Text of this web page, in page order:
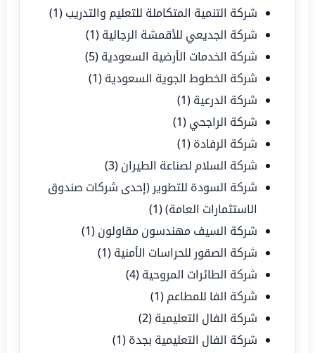
شركة التنمية المتكاملة للتعليم والتدريب (1)
شركة الجديعي للأقمشة الرجالية (1)
شركة الخدمات الأرضية السعودية (5)
شركة الخطوط الجوية السعودية (1)
شركة الدرعية (1)
شركة الراجحي (1)
شركة الرفادة (1)
شركة السلام لصناعة الطيران (3)
شركة السودة للتطوير (إحدى شركات صندوق
الاستثمارات العامة)(1)
شركة السيف مهندسون مقاولون (1)
شركة الصقور للحراسات الأمنية (1)
شركة الطائرات المروحية (4)
شركة الفا للمطاعم (1)
شركة الفال التعليمية (2)
شركة الفال التعليمية بجدة (1)